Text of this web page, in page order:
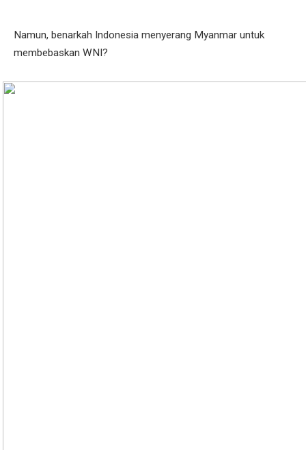
Namun, benarkah Indonesia menyerang Myanmar untuk
membebaskan WNI?